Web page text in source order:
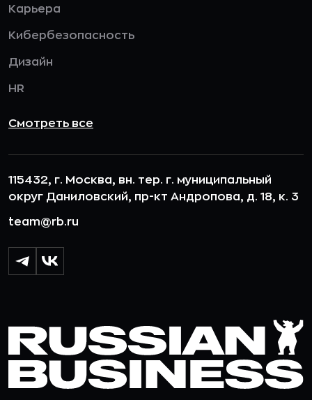
Карьера
Кибербезопасность
Дизайн
HR
Смотреть все
115432, г. Москва, вн. тер. г. муниципальный
округ Даниловский, пр-кт Андропова, д. 18, к. 3
team@rb.ru